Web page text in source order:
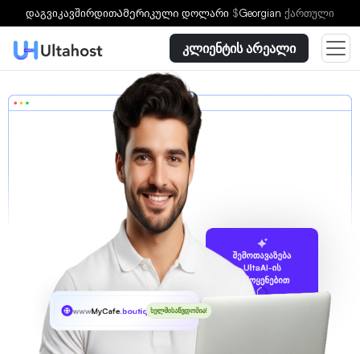
დაგვიკავშირდითᲐმერიკული დოლარი $Georgian ქართული
კლიენტის არეალი
შემოთავაზება
UltaAI-ის
გამოყენებით
wwwMyCafe.boutiqueხელმისაწვდომია!